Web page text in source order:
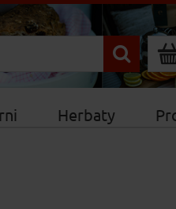
Herbaty